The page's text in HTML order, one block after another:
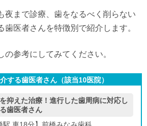
夜まで診療、歯をなるべく削らない
歯医者さんを特徴別で紹介します。
参考にしてみてください。
する歯医者さん（該当10医院）
抑えた治療！進行した歯周病に対応し
歯医者さん